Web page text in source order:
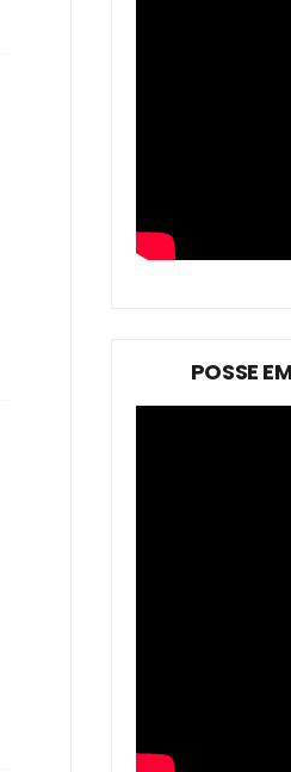
POSSE